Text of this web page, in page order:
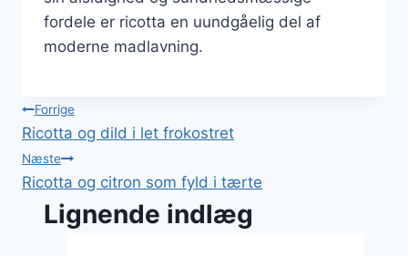
fordele er ricotta en uundgåelig del af
moderne madlavning.
Indlægsnavigation
Forrige
Ricotta og dild i let frokostret
Næste
Ricotta og citron som fyld i tærte
Lignende indlæg